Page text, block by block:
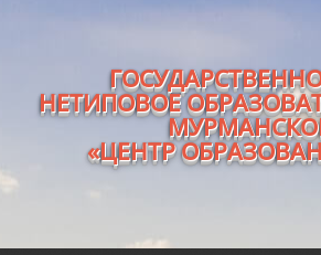
НЕТИПОВОЕ
«ЦЕНТР